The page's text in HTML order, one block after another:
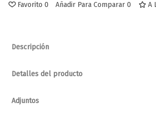
Favorito 0 Añadir Para Comparar 0 A
Descripción
Detalles del producto
Adjuntos